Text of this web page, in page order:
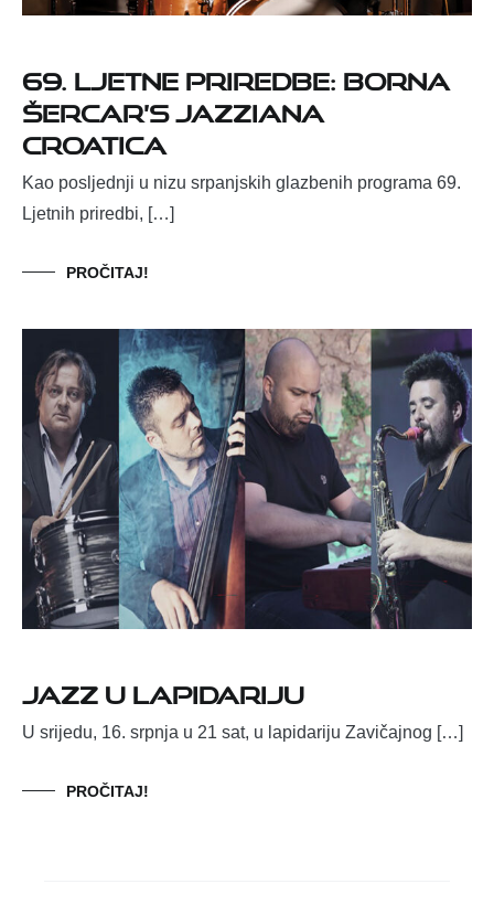
69. Ljetne priredbe: Borna
Šercar’s Jazziana
Croatica
Kao posljednji u nizu srpanjskih glazbenih programa 69.
Ljetnih priredbi, […]
PROČITAJ!
Jazz u lapidariju
U srijedu, 16. srpnja u 21 sat, u lapidariju Zavičajnog […]
PROČITAJ!